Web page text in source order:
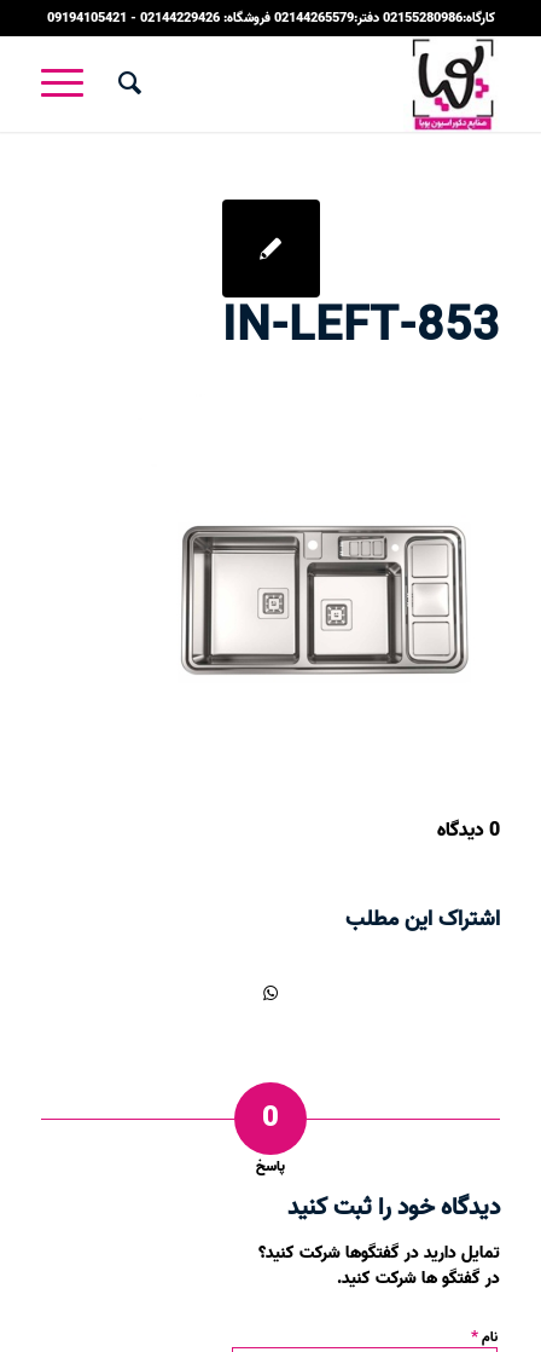
کارگاه:02155280986 دفتر:02144265579 فروشگاه: 02144229426 - 09194105421
853-IN-LEFT
0 دیدگاه
اشتراک این مطلب
0
پاسخ
دیدگاه خود را ثبت کنید
تمایل دارید در گفتگوها شرکت کنید؟
در گفتگو ها شرکت کنید.
نام*